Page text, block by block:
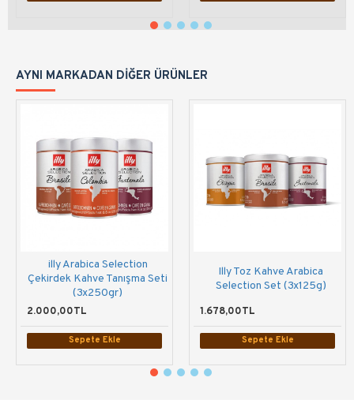
AYNI MARKADAN DIĞER ÜRÜNLER
illy Arabica Selection
Çekirdek Kahve Tanışma Seti
(3x250gr)
2.000,00TL
Sepete Ekle
Illy Toz Kahve Arabica
Selection Set (3x125g)
1.678,00TL
Sepete Ekle